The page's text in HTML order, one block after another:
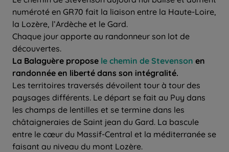
numéroté en GR70 fait la liaison entre la Haute-Loire,
la Lozère, l’Ardèche et le Gard.
Chaque jour apporte au randonneur son lot de
découvertes.
La Balaguère propose le chemin de Stevenson en
randonnée en liberté dans son intégralité.
Les territoires traversés dévoilent tour à tour des
paysages différents. Le départ se fait au Puy dans
les champs de lentilles et se termine dans les
châtaigneraies de Saint jean du Gard. La bascule
entre le cœur du Massif-Central et la méditerranée se
faisant au niveau du mont Lozère.